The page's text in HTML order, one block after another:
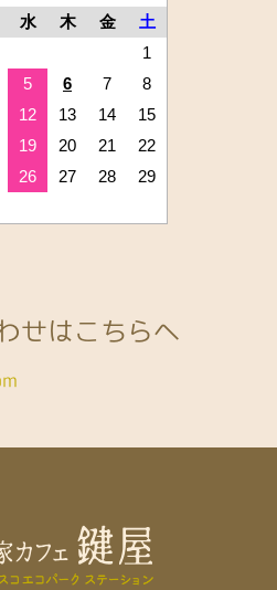
水 木 金
土
1
5 6 7
8
12 13 14
15
19 20 21
22
26 27 28
29
せはこちらへ